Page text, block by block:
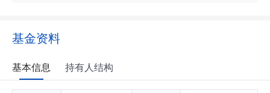
数证券投资基金基金经理；自2025年07月起任富国恒生港股通
高股息低波动交易型开放式指数证券投资基金发起式联接基金
数证券投资基金基金经理；自2025年07月起任富国标普石油天
然气勘探及生产精选行业交易型开放式指数证券投资基金（QD
II）基金经理；自2025年07月起任富国纳斯达克100交易型开放
基金资料
基本信息 持有人结构